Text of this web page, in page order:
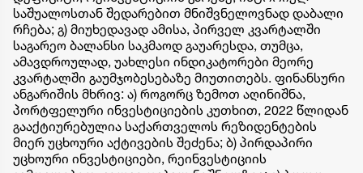
საშუალოსთან შედარებით მნიშვნელოვნად დაბალი
რჩება; გ) მიუხედავად ამისა, პირველ კვარტალში
საგარეო ბალანსი საკმაოდ გაუარესდა, თუმცა,
ამავდროულად, უახლესი ინდიკატორები მეორე
კვარტალში გაუმჯობესებაზე მიუთითებს. ფინანსური
ანგარიშის მხრივ: ა) როგორც ზემოთ აღინიშნა,
პორტფელური ინვესტიციების კუთხით, 2022 წლიდან
გააქტიურებულია საქართველოს რეზიდენტების
მიერ უცხოური აქტივების შეძენა; ბ) პირდაპირი
უცხოური ინვესტიციები, რეინვესტიციის